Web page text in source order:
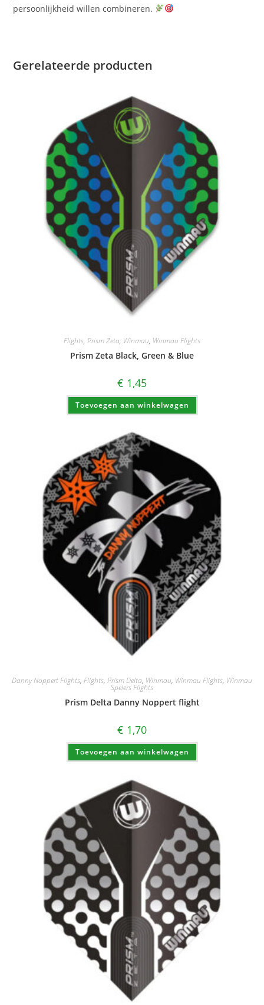
persoonlijkheid willen combineren.
Gerelateerde producten
Flights, Prism Zeta, Winmau, Winmau Flights
Prism Zeta Black, Green & Blue
€ 1,45
Toevoegen aan winkelwagen
Danny Noppert Flights, Flights, Prism Delta, Winmau, Winmau Flights, Winmau
Spelers Flights
Prism Delta Danny Noppert flight
€ 1,70
Toevoegen aan winkelwagen